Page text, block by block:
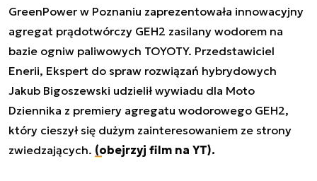
GreenPower w Poznaniu zaprezentowała innowacyjny
agregat prądotwórczy GEH2 zasilany wodorem na
bazie ogniw paliwowych TOYOTY. Przedstawiciel
Enerii, Ekspert do spraw rozwiązań hybrydowych
Jakub Bigoszewski udzielił wywiadu dla Moto
Dziennika z premiery agregatu wodorowego GEH2,
który cieszył się dużym zainteresowaniem ze strony
zwiedzających. (obejrzyj film na YT).